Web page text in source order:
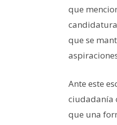
que
que se
Ante este
ciudadanía
que una